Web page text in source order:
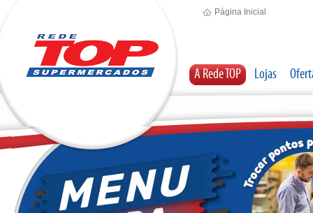
Página Inicial
A Rede TOP Lojas